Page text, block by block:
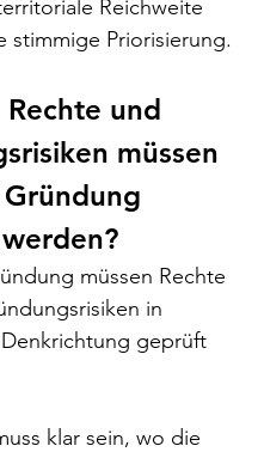
Reichweite
stimmige Priorisierung.
und
müssen
müssen Rechte
in
geprüft
klar sein, wo die